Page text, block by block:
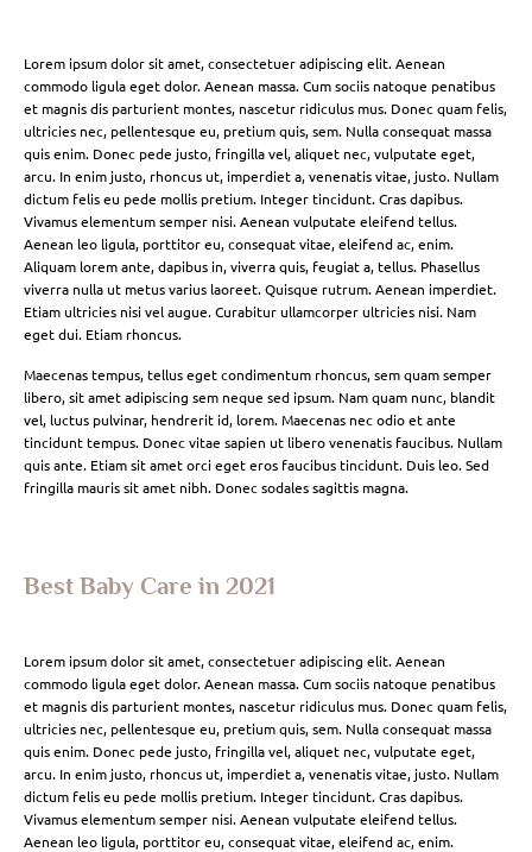
Lorem ipsum dolor sit amet, consectetuer adipiscing elit. Aenean
commodo ligula eget dolor. Aenean massa. Cum sociis natoque penatibus
et magnis dis parturient montes, nascetur ridiculus mus. Donec quam felis,
ultricies nec, pellentesque eu, pretium quis, sem. Nulla consequat massa
quis enim. Donec pede justo, fringilla vel, aliquet nec, vulputate eget,
arcu. In enim justo, rhoncus ut, imperdiet a, venenatis vitae, justo. Nullam
dictum felis eu pede mollis pretium. Integer tincidunt. Cras dapibus.
Vivamus elementum semper nisi. Aenean vulputate eleifend tellus.
Aenean leo ligula, porttitor eu, consequat vitae, eleifend ac, enim.
Aliquam lorem ante, dapibus in, viverra quis, feugiat a, tellus. Phasellus
viverra nulla ut metus varius laoreet. Quisque rutrum. Aenean imperdiet.
Etiam ultricies nisi vel augue. Curabitur ullamcorper ultricies nisi. Nam
eget dui. Etiam rhoncus.
Maecenas tempus, tellus eget condimentum rhoncus, sem quam semper
libero, sit amet adipiscing sem neque sed ipsum. Nam quam nunc, blandit
vel, luctus pulvinar, hendrerit id, lorem. Maecenas nec odio et ante
tincidunt tempus. Donec vitae sapien ut libero venenatis faucibus. Nullam
quis ante. Etiam sit amet orci eget eros faucibus tincidunt. Duis leo. Sed
fringilla mauris sit amet nibh. Donec sodales sagittis magna.
Best Baby Care in 2021
Lorem ipsum dolor sit amet, consectetuer adipiscing elit. Aenean
commodo ligula eget dolor. Aenean massa. Cum sociis natoque penatibus
et magnis dis parturient montes, nascetur ridiculus mus. Donec quam felis,
ultricies nec, pellentesque eu, pretium quis, sem. Nulla consequat massa
quis enim. Donec pede justo, fringilla vel, aliquet nec, vulputate eget,
arcu. In enim justo, rhoncus ut, imperdiet a, venenatis vitae, justo. Nullam
dictum felis eu pede mollis pretium. Integer tincidunt. Cras dapibus.
Vivamus elementum semper nisi. Aenean vulputate eleifend tellus.
Aenean leo ligula, porttitor eu, consequat vitae, eleifend ac, enim.